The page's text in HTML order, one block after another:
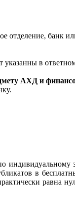
отделение, банк
указанны в
АХД и
индивидуальному
в
равна